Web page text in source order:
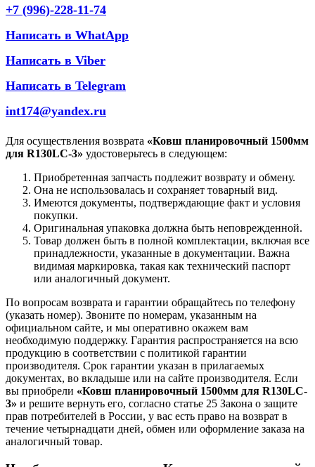
+7 (996)-228-11-74
Написать в WhatApp
Написать в Viber
Написать в Telegram
int174@yandex.ru
Для осуществления возврата «Ковш планировочный 1500мм
для R130LC-3» удостоверьтесь в следующем:
Приобретенная запчасть подлежит возврату и обмену.
Она не использовалась и сохраняет товарный вид.
Имеются документы, подтверждающие факт и условия
покупки.
Оригинальная упаковка должна быть неповрежденной.
Товар должен быть в полной комплектации, включая все
принадлежности, указанные в документации. Важна
видимая маркировка, такая как технический паспорт
или аналогичный документ.
По вопросам возврата и гарантии обращайтесь по телефону
(указать номер). Звоните по номерам, указанным на
официальном сайте, и мы оперативно окажем вам
необходимую поддержку. Гарантия распространяется на всю
продукцию в соответствии с политикой гарантии
производителя. Срок гарантии указан в прилагаемых
документах, во вкладыше или на сайте производителя. Если
вы приобрели «Ковш планировочный 1500мм для R130LC-
3» и решите вернуть его, согласно статье 25 Закона о защите
прав потребителей в России, у вас есть право на возврат в
течение четырнадцати дней, обмен или оформление заказа на
аналогичный товар.